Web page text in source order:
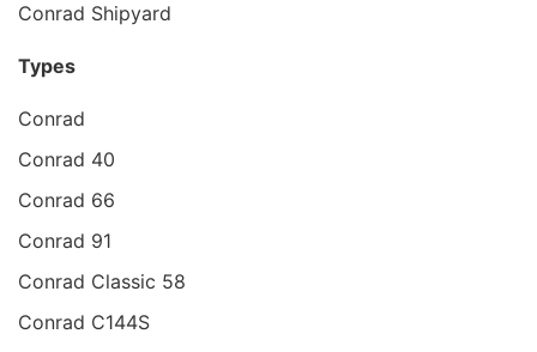
Conrad Shipyard
Types
Conrad
Conrad 40
Conrad 66
Conrad 91
Conrad Classic 58
Conrad C144S